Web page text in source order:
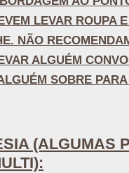
LEVAR ROUPA
NÃO
ALGUÉM
SOBRE
(ALGUMAS